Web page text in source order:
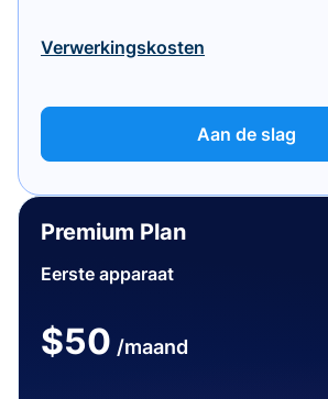
Verwerkingskosten
Aan de slag
Premium Plan
Eerste apparaat
$50 /maand